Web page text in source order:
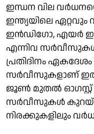
ഇന്ധന വില
ഇന്ത്യയിലെ ഏറ്റവും
ഇൻഡിഗോ, എയർ
എന്നിവ
പ്രതിദിനം
സർവീസുകളാണ്
ജൂൺ മുതൽ ഓഗസ്റ്റ്
സർവീസുകൾ
നിരക്കുകളിലും